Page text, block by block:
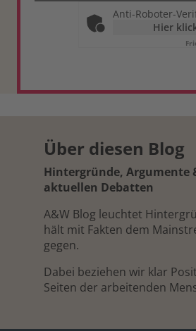
Anti-Roboter-
Hier
Über diesen Blog
Hintergründe, Argumente
aktuellen Debatten
A&W Blog leuchtet
hält mit Fakten dem
gegen.
Dabei beziehen wir klar
Seiten der arbeitenden